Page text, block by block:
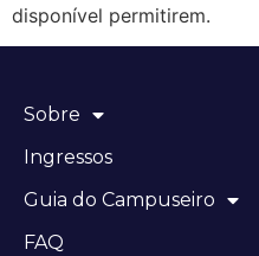
disponível permitirem.
Sobre
Ingressos
Guia do Campuseiro
FAQ